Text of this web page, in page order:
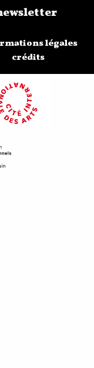
légales
crédits